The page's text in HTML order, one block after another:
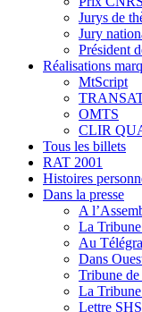
Jurys de
Jury
Président
Réalisations
MtScript
OMTS
CLIR
Tous les billets
RAT 2001
Histoires
Dans la presse
A
La
Au
Dans
Tribune
La
Lettre